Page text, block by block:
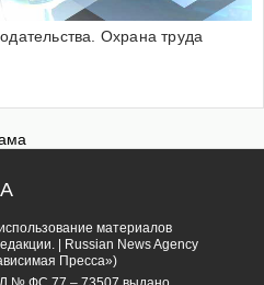
Охрана труда
материалов
| Russian News Agency
Пресса»)